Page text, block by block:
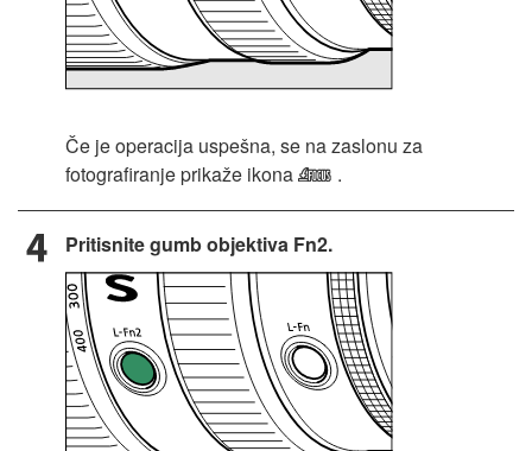
Če je operacija uspešna, se na zaslonu za
fotografiranje prikaže ikona 5 .
Pritisnite gumb objektiva Fn2.